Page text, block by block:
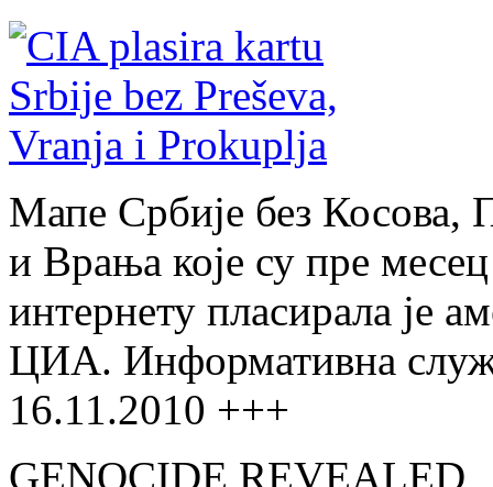
Мапе Србије без Косова,
и Врања које су пре
интернету пласирала је
ЦИА. Информативна
16.11.2010 +++
GENOCIDE REVEALED